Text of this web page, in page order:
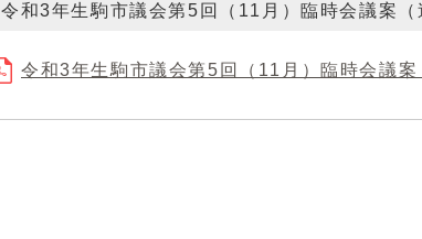
令和3年生駒市議会第5回（11月）臨時会議案（
令和3年生駒市議会第5回（11月）臨時会議